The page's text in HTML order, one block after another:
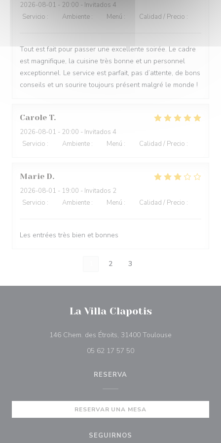
2026-08-01 - 20:00 - Invitados 4
Servicio : Ambiente : Menú : Calidad / Precio :
Tout est fait pour passer une excellente soirée. Le cadre
est magnifique, la cuisine très bonne et un personnel
exceptionnel. Le service est parfait, pas d’attente, de bons
conseils et un sourire toujours présent malgré le monde !
Carole T
2026-08-01 - 20:00 - Invitados 4
Servicio : Ambiente : Menú : Calidad / Precio :
Marie D
2026-08-01 - 19:00 - Invitados 2
Servicio : Ambiente : Menú : Calidad / Precio :
Les entrées très bien et bonnes
2 3
La Villa Clapotis
146 Chem. des Étroits, 31400 Toulouse
05 62 17 57 50
RESERVA
RESERVAR UNA MESA
SEGUIRNOS